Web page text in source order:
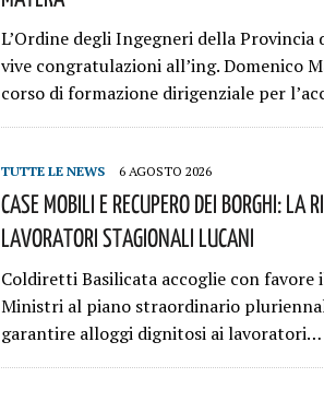
L’Ordine degli Ingegneri della Provincia
vive congratulazioni all’ing. Domenico
corso di formazione dirigenziale per
TUTTE LE NEWS 6 AGOSTO 2026
Case Mobili E Recupero Dei Borghi:
Lavoratori Stagionali Lucani
Coldiretti Basilicata accoglie con favore
Ministri al piano straordinario
garantire alloggi dignitosi ai lavoratori…